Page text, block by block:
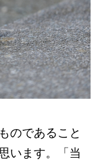
のであること
います。「当